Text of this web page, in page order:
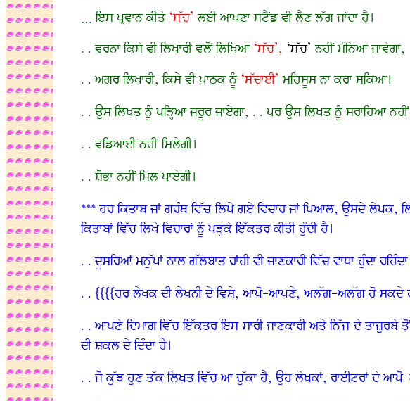
… ਇਸ ਪ੍ਰਵਾਨ ਕੀਤੇ ‘ਸੱਚ’ਲਈ ਆਪਣਾ ਸਟੈਂਡ ਵੀ ਲੈਣ ਲੱਗ ਜਾਂਦਾ ਹੈ।
. . ਵਰਨਾ ਕਿਸੇ ਵੀ ਲਿਖਾਰੀ ਵਲੋਂ ਲਿਖਿਆ ‘ਸੱਚ’, ‘ਸੱਚ’ਨਹੀਂ ਮੰਨਿਆ ਜਾਵੇਗਾ,
. . ਅਗਰ ਲਿਖਾਰੀ, ਕਿਸੇ ਵੀ ਪਾਠਕ ਨੂੰ ‘ਸੱਚਾਈ’ ਮਹਿਸੂਸ ਨਾ ਕਰਾ ਸਕਿਆ।
. . ਉਸ ਲਿਖਤ ਨੂੰ ਪੜ੍ਹਿਆ ਜਰੂਰ ਜਾਏਗਾ, . . ਪਰ ਉਸ ਲਿਖਤ ਨੂੰ ਸਰਾਹਿਆ ਨਹੀਂ
. . ਵਡਿਆਈ ਨਹੀਂ ਮਿਲੇਗੀ।
. . ਸ਼ੋਭਾ ਨਹੀਂ ਮਿਲ ਪਾਏਗੀ।
*** ਹਰ ਕਿਤਾਬ ਜਾਂ ਗਰੰਥ ਵਿੱਚ ਲਿਖੇ ਗਏ ਵਿਚਾਰ ਜਾਂ ਖਿਆਲ, ਉਸਦੇ ਲੇਖਕ,
ਕਿਤਾਬਾਂ ਵਿੱਚ ਲਿਖੇ ਵਿਚਾਰਾਂ ਨੂੰ ਪੜ੍ਹਕੇ ਇੱਕਤਰ ਕੀਤੀ ਹੁੰਦੀ ਹੈ।
. . ਦੂਸਰਿਆਂ ਮਨੁੱਖਾਂ ਨਾਲ ਗੱਲਬਾਤ ਰਾਂਹੀ ਵੀ ਜਾਣਕਾਰੀ ਵਿੱਚ ਵਾਧਾ ਹੁੰਦਾ
. . {{{{ਹਰ ਲੇਖਕ ਦੀ ਲੇਖਨੀ ਦੇ ਵਿਸ਼ੇ, ਆਪੋ-ਆਪਣੇ, ਅਲੱਗ-ਅਲੱਗ ਹੋ ਸਕਦੇ
. . ਆਪਣੇ ਦਿਮਾਗ਼ ਵਿੱਚ ਇੱਕਤਰ ਇਸ ਸਾਰੀ ਜਾਣਕਾਰੀ ਅਤੇ ਨਿੱਜ ਦੇ ਤਾਜ਼ੁਰਬੇ
ਦੀ ਸ਼ਕਲ ਦੇ ਦਿੰਦਾ ਹੈ।
. . ਜੋ ਕੁੱਝ ਹੁਣ ਤੱਕ ਲਿਖਤ ਵਿੱਚ ਆ ਚੁੱਕਾ ਹੈ, ਉਹ ਲੇਖਕਾਂ, ਰਾਈਟਰਾਂ ਦੇ